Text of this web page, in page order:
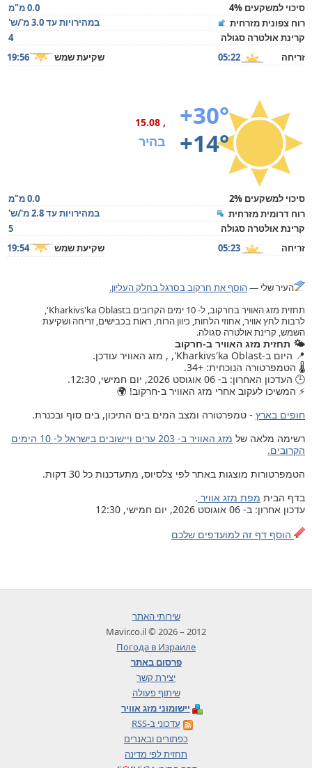
סיכוי למשקעים 4%
0.0 מ"מ
רוח צפונית מזרחית
במהירויות עד 3.0 מ'/ש'
קרינת אולטרה סגולה
4
זריחה
05:22 שקיעת שמש 19:56
+30°
+14°
, 15.08
בהיר
סיכוי למשקעים 2%
0.0 מ"מ
רוח דרומית מזרחית
במהירויות עד 2.8 מ'/ש'
קרינת אולטרה סגולה
5
זריחה
05:23 שקיעת שמש 19:54
העיר שלי —הוסף את חרקוב בסרגל בחלק העליון.
תחזית מזג האוויר בחרקוב, ל- 10 ימים הקרובים בKharkivs'ka Oblast',
לרבות לחץ אוויר, אחוזי הלחות, כיוון הרוח, ראות בכבישים, זריחה ושקיעת
השמש, קרינת אולטרה סגולה.
🌤️ תחזית מזג האוויר ב-חרקוב
📍 היום ב-Kharkivs'ka Oblast', , מזג האוויר עודכן.
🌡️ הטמפרטורה הנוכחית: +34.
🕒 העדכון האחרון: ב- 06 אוגוסט 2026, יום חמישי, 12:30.
⚡ המשיכו לעקוב אחרי מזג האוויר ב-חרקוב! 🌍
חופים בארץ - טמפרטורה ומצב המים בים התיכון, בים סוף ובכנרת.
רשימה מלאה של
מזג האוויר ב- 203 ערים ויישובים בישראל ל- 10 הימים
הקרובים.
הטמפרטורות מוצגות באתר לפי צלסיוס, מתעדכנות כל 30 דקות.
בדף הבית מפת מזג אוויר .
עדכון אחרון: ב- 06 אוגוסט 2026, יום חמישי, 12:30
הוסף דף זה למועדפים שלכם
שירותי האתר
2012 – 2026 © Mavir.co.il
Погода в Израиле
פרסום באתר
יצירת קשר
שיתוף פעולה
יישומוני מזג אוויר
עדכוני ב-RSS
כפתורים ובאנרים
תחזית לפי מדינה